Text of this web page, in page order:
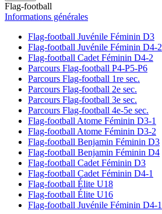
Flag-football
Informations générales
Flag-football Juvénile Féminin D3
Flag-football Juvénile Féminin D4-2
Flag-football Cadet Féminin D4-2
Parcours Flag-football P4-P5-P6
Parcours Flag-football 1re sec.
Parcours Flag-football 2e sec.
Parcours Flag-football 3e sec.
Parcours Flag-football 4e-5e sec.
Flag-football Atome Féminin D3-1
Flag-football Atome Féminin D3-2
Flag-football Benjamin Féminin D3
Flag-football Benjamin Féminin D4
Flag-football Cadet Féminin D3
Flag-football Cadet Féminin D4-1
Flag-football Élite U18
Flag-football Élite U16
Flag-football Juvénile Féminin D4-1